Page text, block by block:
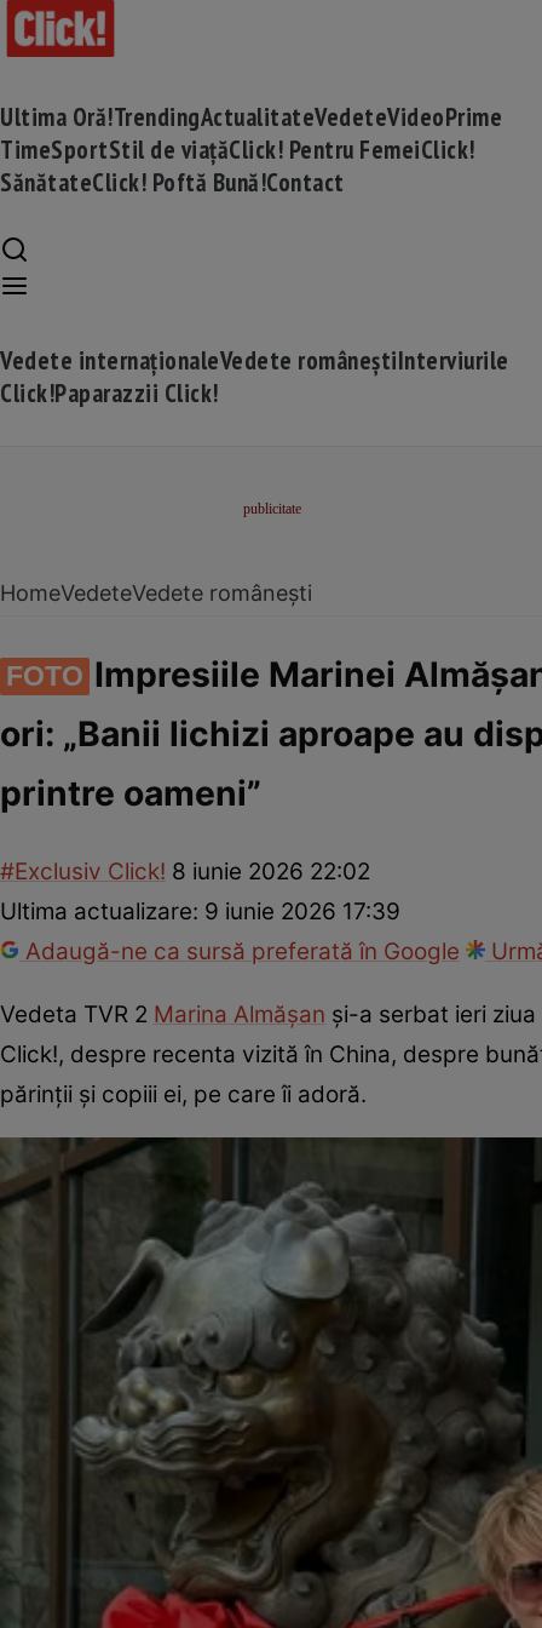
Ultima Oră!TrendingActualitateVedeteVideoPrime
TimeSportStil de viațăClick! Pentru FemeiClick!
SănătateClick! Poftă Bună!Contact
Vedete internaționaleVedete româneștiInterviurile
Click!Paparazzii Click!
HomeVedeteVedete românești
FOTO Impresiile Marinei
ori: „Banii lichizi aproape au
printre oameni”
#Exclusiv Click! 8 iunie 2026 22:02
Ultima actualizare: 9 iunie 2026 17:39
Adaugă-ne ca sursă preferată în Google
Vedeta TVR 2 Marina Almășan și-a serbat ieri
Click!, despre recenta vizită în China, despre
părinții și copiii ei, pe care îi adoră.